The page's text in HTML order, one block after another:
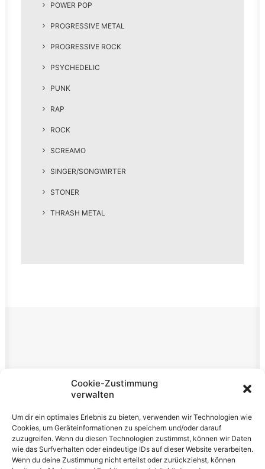
Cookie-Zustimmung
verwalten
Um dir ein optimales Erlebnis zu bieten, verwenden wir Technologien wie
Cookies, um Geräteinformationen zu speichern und/oder darauf
zuzugreifen. Wenn du diesen Technologien zustimmst, können wir Daten
wie das Surfverhalten oder eindeutige IDs auf dieser Website verarbeiten.
Wenn du deine Zustimmung nicht erteilst oder zurückziehst, können
POWER POP
PROGRESSIVE METAL
PROGRESSIVE ROCK
PSYCHEDELIC
PUNK
RAP
ROCK
SCREAMO
SINGER/SONGWIRTER
STONER
THRASH METAL
Rechtliches
Datenschutzerklärung
Cookie-Richtlinie (EU)